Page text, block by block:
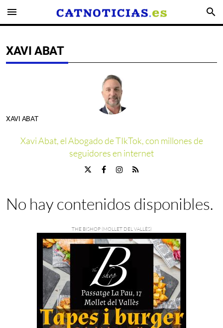
menu search
XAVI ABAT
XAVI ABAT
Xavi Abat, el Abogado de TIkTok, con millones de
seguidores en internet
No hay contenidos disponibles.